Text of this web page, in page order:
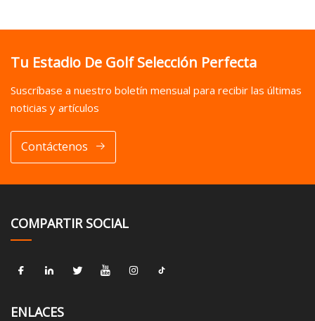
Tu Estadio De Golf Selección Perfecta
Suscríbase a nuestro boletín mensual para recibir las últimas
noticias y artículos
Contáctenos
COMPARTIR SOCIAL
ENLACES